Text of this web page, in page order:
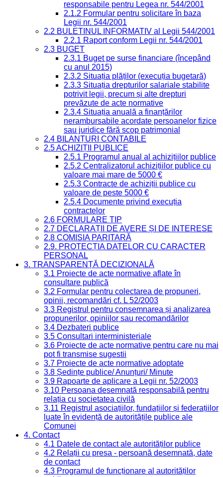
responsabile pentru Legea nr. 544/2001
2.1.2 Formular pentru solicitare în baza
Legii nr. 544/2001
2.2 BULETINUL INFORMATIV al Legii 544/2001
2.2.1 Raport conform Legii nr. 544/2001
2.3 BUGET
2.3.1 Buget pe surse financiare (începând
cu anul 2015)
2.3.2 Situația plăților (execuția bugetară)
2.3.3 Situația drepturilor salariale stabilite
potrivit legii, precum și alte drepturi
prevăzute de acte normative
2.3.4 Situația anuală a finanțărilor
nerambursabile acordate persoanelor fizice
sau juridice fără scop patrimonial
2.4 BILANȚURI CONTABILE
2.5 ACHIZIȚII PUBLICE
2.5.1 Programul anual al achizițiilor publice
2.5.2 Centralizatorul achizițiilor publice cu
valoare mai mare de 5000 €
2.5.3 Contracte de achiziții publice cu
valoare de peste 5000 €
2.5.4 Documente privind execuția
contractelor
2.6 FORMULARE TIP
2.7 DECLARAȚII DE AVERE ȘI DE INTERESE
2.8 COMISIA PARITARĂ
2.9. PROTECȚIA DATELOR CU CARACTER
PERSONAL
3. TRANSPARENȚĂ DECIZIONALĂ
3.1 Proiecte de acte normative aflate în
consultare publică
3.2 Formular pentru colectarea de propuneri,
opinii, recomandări cf. L 52/2003
3.3 Registrul pentru consemnarea și analizarea
propunerilor, opiniilor sau recomandărilor
3.4 Dezbateri publice
3.5 Consultari interministeriale
3.6 Proiecte de acte normative pentru care nu mai
pot fi transmise sugestii
3.7 Proiecte de acte normative adoptate
3.8 Ședințe publice/ Anunțuri/ Minute
3.9 Rapoarte de aplicare a Legii nr. 52/2003
3.10 Persoana desemnată responsabilă pentru
relația cu societatea civilă
3.11 Registrul asociațiilor, fundațiilor și federațiilor
luate în evidență de autoritățile publice ale
Comunei
4. Contact
4.1 Datele de contact ale autorităților publice
4.2 Relații cu presa - persoană desemnată, date
de contact
4.3 Programul de funcționare al autorităților